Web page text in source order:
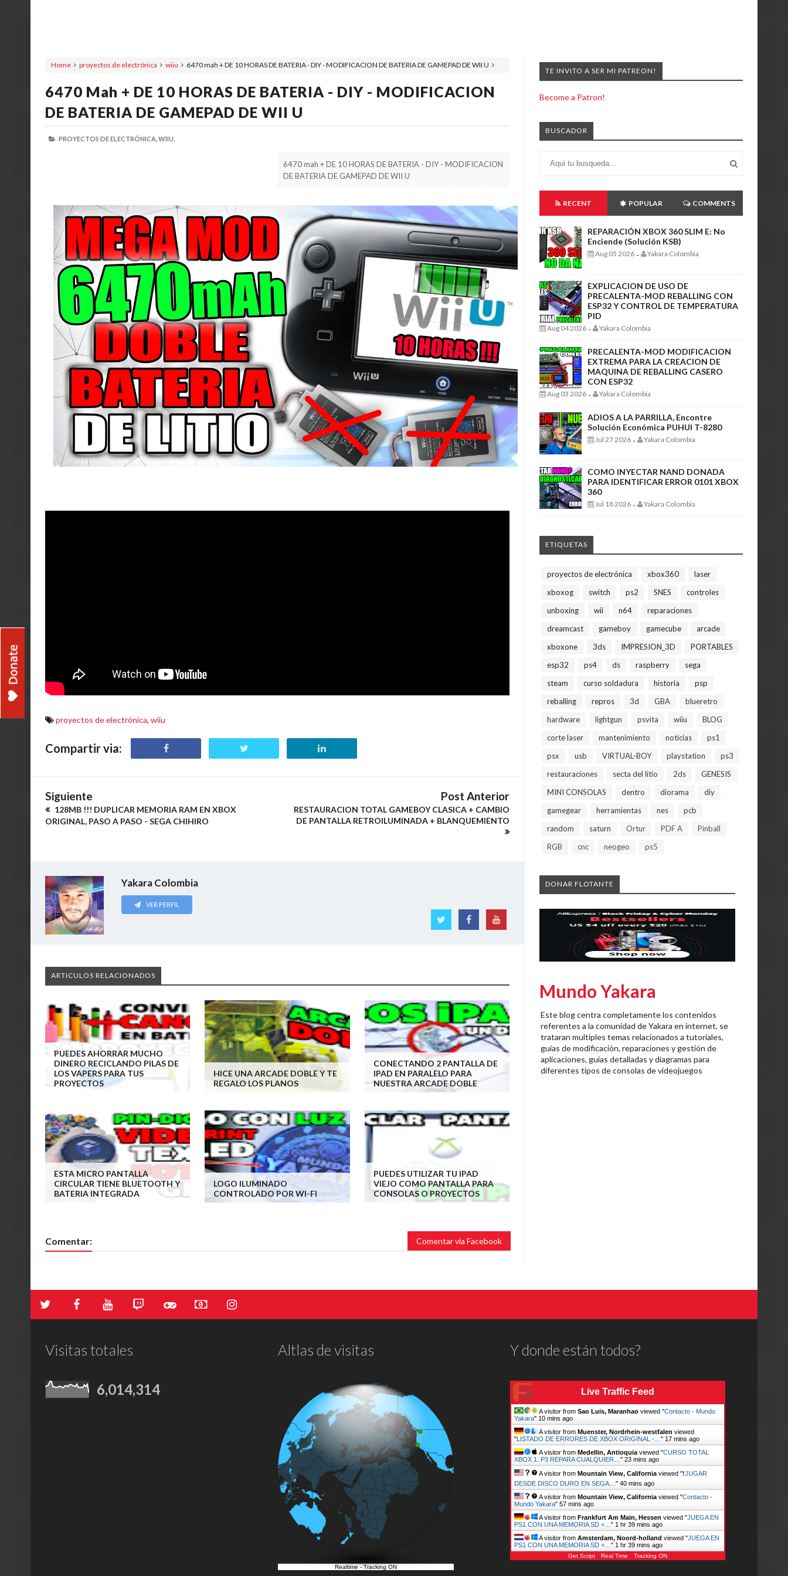
Home proyectos de electrónica wiiu 6470 mah + DE 10 HORAS DE BATERIA - DIY - MODIFICACION DE BATERIA DE GAMEPAD DE WII U
6470 Mah + DE 10 HORAS DE BATERIA - DIY - MODIFICACION
DE BATERIA DE GAMEPAD DE WII U
PROYECTOS DE ELECTRÓNICA, WIIU,
6470 mah + DE 10 HORAS DE BATERIA - DIY - MODIFICACION
DE BATERIA DE GAMEPAD DE WII U
proyectos de electrónica, wiiu
Compartir via:
Siguiente
128MB !!! DUPLICAR MEMORIA RAM EN XBOX
ORIGINAL, PASO A PASO - SEGA CHIHIRO
Post Anterior
RESTAURACION TOTAL GAMEBOY CLASICA + CAMBIO
DE PANTALLA RETROILUMINADA + BLANQUEMIENTO
Yakara Colombia
VER PERFIL
ARTICULOS RELACIONADOS
PUEDES AHORRAR MUCHO
DINERO RECICLANDO PILAS DE
LOS VAPERS PARA TUS
PROYECTOS
HICE UNA ARCADE DOBLE Y TE
REGALO LOS PLANOS
CONECTANDO 2 PANTALLA DE
IPAD EN PARALELO PARA
NUESTRA ARCADE DOBLE
ESTA MICRO PANTALLA
CIRCULAR TIENE BLUETOOTH Y
BATERIA INTEGRADA
LOGO ILUMINADO
CONTROLADO POR WI-FI
PUEDES UTILIZAR TU IPAD
VIEJO COMO PANTALLA PARA
CONSOLAS O PROYECTOS
Comentar: Comentar via Facebook
TE INVITO A SER MI PATREON!
Become a Patron!
BUSCADOR
RECENT POPULAR COMMENTS
REPARACIÓN XBOX 360 SLIM E: No
Enciende (Solución KSB)
Aug 05 2026 - Yakara Colombia
EXPLICACION DE USO DE
PRECALENTA-MOD REBALLING CON
ESP32 Y CONTROL DE TEMPERATURA
PID
Aug 04 2026 - Yakara Colombia
PRECALENTA-MOD MODIFICACION
EXTREMA PARA LA CREACION DE
MAQUINA DE REBALLING CASERO
CON ESP32
Aug 03 2026 - Yakara Colombia
ADIOS A LA PARRILLA, Encontre
Solución Económica PUHUI T-8280
Jul 27 2026 - Yakara Colombia
COMO INYECTAR NAND DONADA
PARA IDENTIFICAR ERROR 0101 XBOX
360
Jul 18 2026 - Yakara Colombia
ETIQUETAS
proyectos de electrónica xbox360
laser
xboxog
switch ps2 SNES
controles
unboxing
wii n64
reparaciones
dreamcast
gameboy gamecube
arcade
xboxone
3ds IMPRESION_3D
PORTABLES
esp32
ps4 ds raspberry
sega
steam
curso soldadura historia
psp
reballing
repros 3d GBA
blueretro
hardware
lightgun psvita wiiu
BLOG
corte laser
mantenimiento noticias
ps1
psx
usb VIRTUAL-BOY playstation
ps3
restauraciones
secta del litio 2ds
GENESIS
MINI CONSOLAS
dentro diorama
diy
gamegear
herramientas nes
pcb
random
saturn Ortur PDF A
Pinball
RGB
cnc neogeo ps5
DONAR FLOTANTE
Mundo Yakara
Este blog centra completamente los contenidos
referentes a la comunidad de Yakara en internet, se
trataran multiples temas relacionados a tutoriales,
guías de modificación, reparaciones y gestión de
aplicaciones, guías detalladas y diagramas para
diferentes tipos de consolas de videojuegos
Visitas totales
6,014,314
Altlas de visitas
Realtime-Tracking ON
Y donde están todos?
Live Traffic Feed
A visitor fromSao Luis, Maranhao viewed "Contacto - Mundo
Yakara" 10 mins ago
A visitor fromMuenster, Nordrhein-westfalen viewed
"LISTADO DE ERRORES DE XBOX ORIGINAL -…" 17 mins ago
A visitor fromMedellin, Antioquia viewed "CURSO TOTAL
XBOX 1: P3 REPARA CUALQUIER…"23 mins ago
A visitor fromMountain View, California viewed "❗JUGAR
DESDE DISCO DURO EN SEGA…"40 mins ago
A visitor fromMountain View, California viewed "Contacto -
Mundo Yakara"57 mins ago
A visitor fromFrankfurt Am Main, Hessen viewed "JUEGA EN
PS1 CON UNA MEMORIA SD +…" 1 hr 39 mins ago
A visitor fromAmsterdam, Noord-holland viewed "JUEGA EN
PS1 CON UNA MEMORIA SD +…" 1 hr 39 mins ago
Get Script Real Time Tracking ON